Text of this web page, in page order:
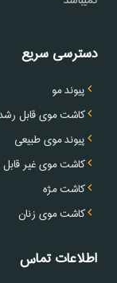
دسترسی سریع
پیوند مو
کاشت موی قابل
پیوند موی طبیعی
کاشت موی غیر
کاشت مژه
کاشت موی زنان
اطلاعات تماس